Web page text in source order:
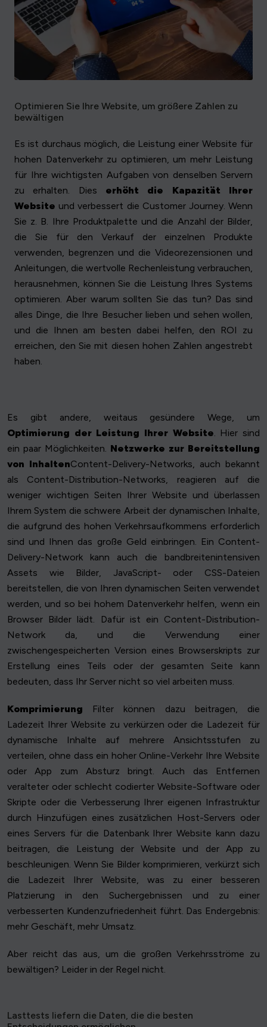
Optimieren Sie Ihre Website, um größere Zahlen zu
bewältigen
Es ist durchaus möglich, die Leistung einer Website für
hohen Datenverkehr zu optimieren, um mehr Leistung
für Ihre wichtigsten Aufgaben von denselben Servern
zu erhalten. Dies erhöht die Kapazität Ihrer
Website und verbessert die Customer Journey. Wenn
Sie z. B. Ihre Produktpalette und die Anzahl der Bilder,
die Sie für den Verkauf der einzelnen Produkte
verwenden, begrenzen und die Videorezensionen und
Anleitungen, die wertvolle Rechenleistung verbrauchen,
herausnehmen, können Sie die Leistung Ihres Systems
optimieren. Aber warum sollten Sie das tun? Das sind
alles Dinge, die Ihre Besucher lieben und sehen wollen,
und die Ihnen am besten dabei helfen, den ROI zu
erreichen, den Sie mit diesen hohen Zahlen angestrebt
haben.
Es gibt andere, weitaus gesündere Wege, um
Optimierung der Leistung Ihrer Website. Hier sind
ein paar Möglichkeiten. Netzwerke zur Bereitstellung
von InhaltenContent-Delivery-Networks, auch bekannt
als Content-Distribution-Networks, reagieren auf die
weniger wichtigen Seiten Ihrer Website und überlassen
Ihrem System die schwere Arbeit der dynamischen Inhalte,
die aufgrund des hohen Verkehrsaufkommens erforderlich
sind und Ihnen das große Geld einbringen. Ein Content-
Delivery-Network kann auch die bandbreitenintensiven
Assets wie Bilder, JavaScript- oder CSS-Dateien
bereitstellen, die von Ihren dynamischen Seiten verwendet
werden, und so bei hohem Datenverkehr helfen, wenn ein
Browser Bilder lädt. Dafür ist ein Content-Distribution-
Network da, und die Verwendung einer
zwischengespeicherten Version eines Browserskripts zur
Erstellung eines Teils oder der gesamten Seite kann
bedeuten, dass Ihr Server nicht so viel arbeiten muss.
Komprimierung Filter können dazu beitragen, die
Ladezeit Ihrer Website zu verkürzen oder die Ladezeit für
dynamische Inhalte auf mehrere Ansichtsstufen zu
verteilen, ohne dass ein hoher Online-Verkehr Ihre Website
oder App zum Absturz bringt. Auch das Entfernen
veralteter oder schlecht codierter Website-Software oder
Skripte oder die Verbesserung Ihrer eigenen Infrastruktur
durch Hinzufügen eines zusätzlichen Host-Servers oder
eines Servers für die Datenbank Ihrer Website kann dazu
beitragen, die Leistung der Website und der App zu
beschleunigen. Wenn Sie Bilder komprimieren, verkürzt sich
die Ladezeit Ihrer Website, was zu einer besseren
Platzierung in den Suchergebnissen und zu einer
verbesserten Kundenzufriedenheit führt. Das Endergebnis:
mehr Geschäft, mehr Umsatz.
Aber reicht das aus, um die großen Verkehrsströme zu
bewältigen? Leider in der Regel nicht.
Lasttests liefern die Daten, die die besten